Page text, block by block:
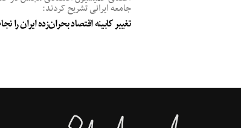
جامعه ایرانی تشریح کردند:
تغییر کابینه اقتصاد بحران‌زده ایران را